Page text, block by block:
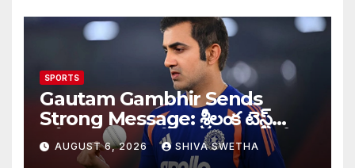
SPORTS
Gautam Gambhir Sends
Strong Message: శ్రీలంక టెస్ట్
సిరీస్‌కు ముందు టీమిండియాకు గంభీర్
వార్నింగ్…
AUGUST 6, 2026 SHIVA SWETHA